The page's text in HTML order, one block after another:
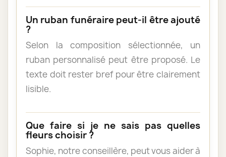
Un ruban funéraire peut-il être ajouté
?
Selon la composition sélectionnée, un
ruban personnalisé peut être proposé. Le
texte doit rester bref pour être clairement
lisible.
Que faire si je ne sais pas quelles
fleurs choisir ?
Sophie, notre conseillère, peut vous aider à